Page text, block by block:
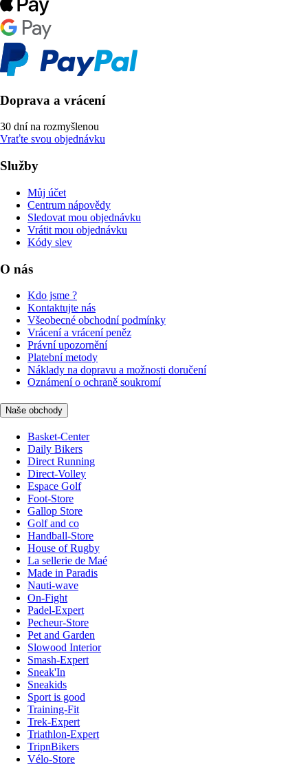
Doprava a vrácení
30 dní na rozmyšlenou
Vraťte svou objednávku
Služby
Můj účet
Centrum nápovědy
Sledovat mou objednávku
Vrátit mou objednávku
Kódy slev
O nás
Kdo jsme ?
Kontaktujte nás
Všeobecné obchodní podmínky
Vrácení a vrácení peněz
Právní upozornění
Platební metody
Náklady na dopravu a možnosti doručení
Oznámení o ochraně soukromí
Naše obchody
Basket-Center
Daily Bikers
Direct Running
Direct-Volley
Espace Golf
Foot-Store
Gallop Store
Golf and co
Handball-Store
House of Rugby
La sellerie de Maé
Made in Paradis
Nauti-wave
On-Fight
Padel-Expert
Pecheur-Store
Pet and Garden
Slowood Interior
Smash-Expert
Sneak'In
Sneakids
Sport is good
Training-Fit
Trek-Expert
Triathlon-Expert
TripnBikers
Vélo-Store